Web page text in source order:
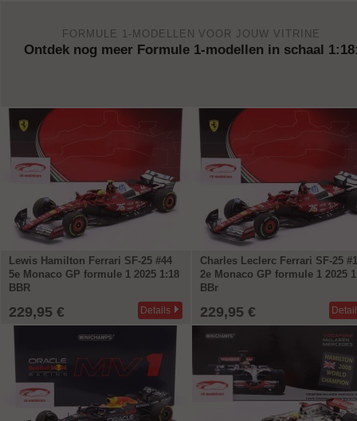
FORMULE 1-MODELLEN VOOR JOUW VITRINE
Ontdek nog meer Formule 1-modellen in schaal
Lewis Hamilton Ferrari SF-25 #44
5e Monaco GP formule 1 2025 1:18
BBR
229,95 € Details
Charles Leclerc Ferrari SF-25
2e Monaco GP formule 1 2025
BBr
229,95 €